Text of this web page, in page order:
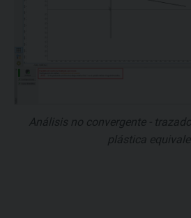
Análisis no convergente -
plástica